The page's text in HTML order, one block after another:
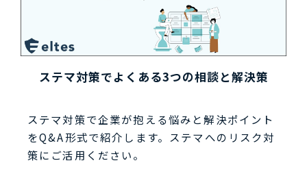
ステマ対策でよくある3つの相談と解決策
ステマ対策で企業が抱える悩みと解決ポイント
をQ&A形式で紹介します。ステマへのリスク対
策にご活用ください。